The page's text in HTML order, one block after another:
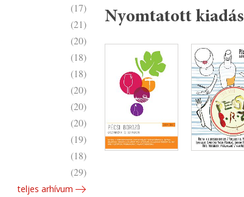
(17)
(21)
(20)
(18)
(18)
(20)
(20)
(20)
(19)
(18)
(29)
teljes arhívum
Nyomtatott kiadás